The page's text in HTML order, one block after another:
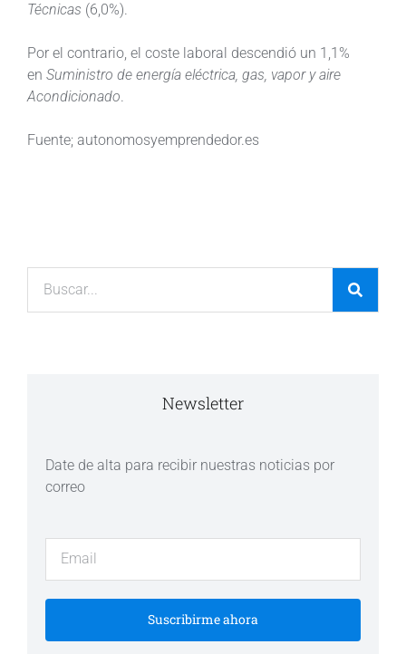
Técnicas (6,0%).
Por el contrario, el coste laboral descendió un 1,1%
en Suministro de energía eléctrica, gas, vapor y aire
Acondicionado.
Fuente; autonomosyemprendedor.es
Newsletter
Date de alta para recibir nuestras noticias por
correo
Suscribirme ahora